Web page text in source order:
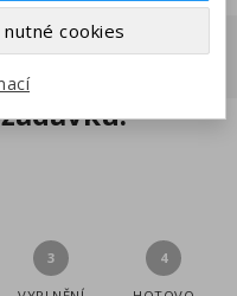
VŠE PRO
cookies